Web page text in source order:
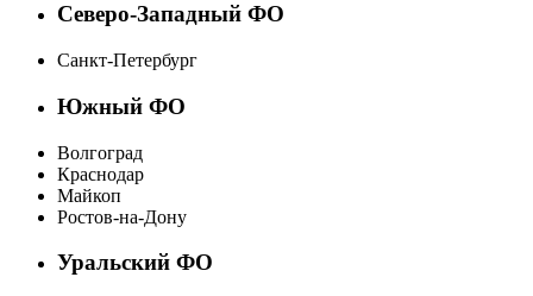
Северо-Западный ФО
Санкт-Петербург
Южный ФО
Волгоград
Краснодар
Майкоп
Ростов-на-Дону
Уральский ФО